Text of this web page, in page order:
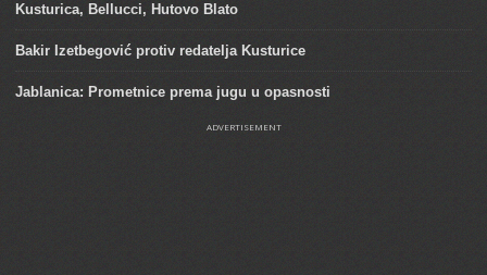
Kusturica, Bellucci, Hutovo Blato
Bakir Izetbegović protiv redatelja Kusturice
Jablanica: Prometnice prema jugu u opasnosti
ADVERTISEMENT